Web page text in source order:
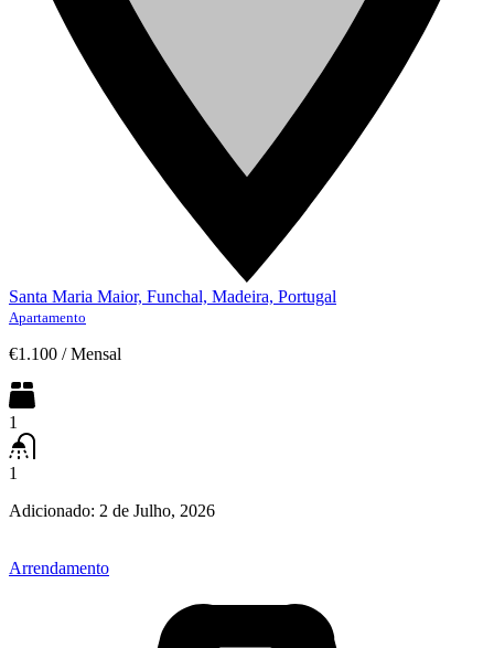
Santa Maria Maior, Funchal, Madeira, Portugal
Apartamento
€1.100 / Mensal
1
1
Adicionado: 2 de Julho, 2026
Arrendamento